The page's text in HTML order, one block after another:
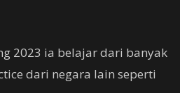
2023 ia belajar dari banyak
dari negara lain seperti